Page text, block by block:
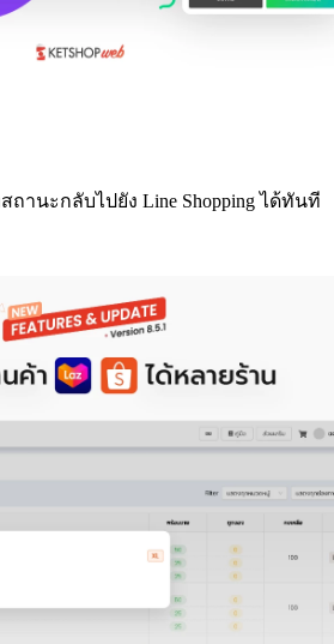
านะกลับไปยัง Line Shopping ได้ทันที